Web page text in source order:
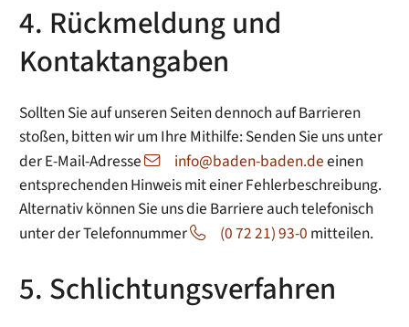
4. Rückmeldung und
Kontaktangaben
Sollten Sie auf unseren Seiten dennoch auf Barrieren
stoßen, bitten wir um Ihre Mithilfe: Senden Sie uns unter
der E-Mail-Adresse
info@baden-baden.deeinen
entsprechenden Hinweis mit einer Fehlerbeschreibung.
Alternativ können Sie uns die Barriere auch telefonisch
unter der Telefonnummer
(0 72 21) 93-0 mitteilen.
5. Schlichtungsverfahren